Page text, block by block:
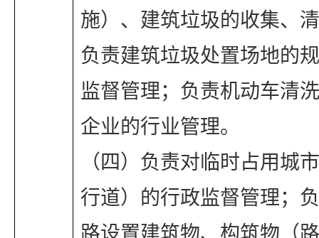
施）、建筑垃圾的收集、
负责建筑垃圾处置场地的
监督管理；负责机动车清
企业的行业管理。
（四）负责对临时占用城
行道）的行政监督管理；
路设置建筑物、构筑物（